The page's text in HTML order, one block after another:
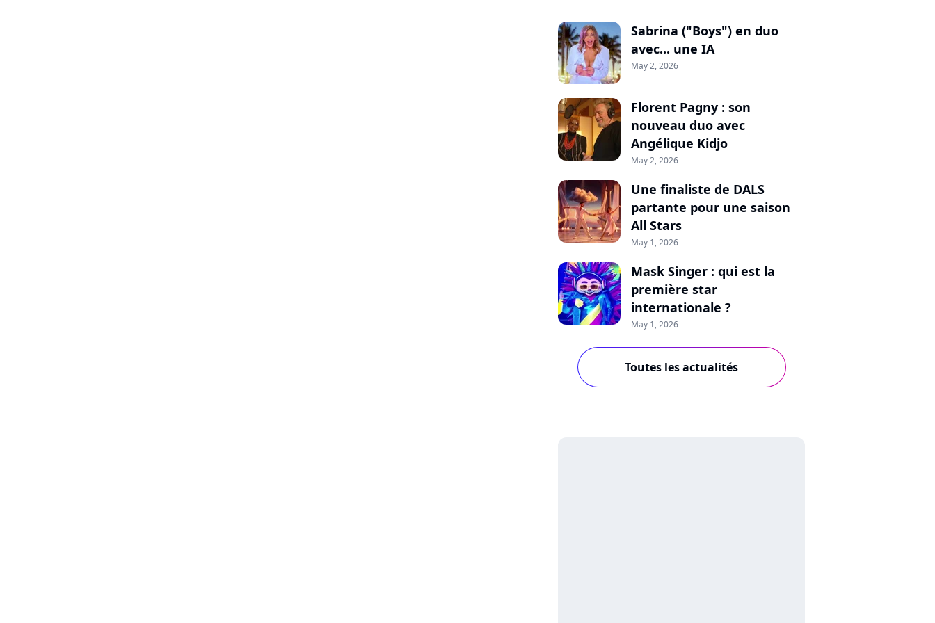
Sabrina ("Boys") en duo
avec... une IA
May 2, 2026
Florent Pagny : son
nouveau duo avec
Angélique Kidjo
May 2, 2026
Une finaliste de DALS
partante pour une saison
All Stars
May 1, 2026
Mask Singer : qui est la
première star
internationale ?
May 1, 2026
Toutes les actualités